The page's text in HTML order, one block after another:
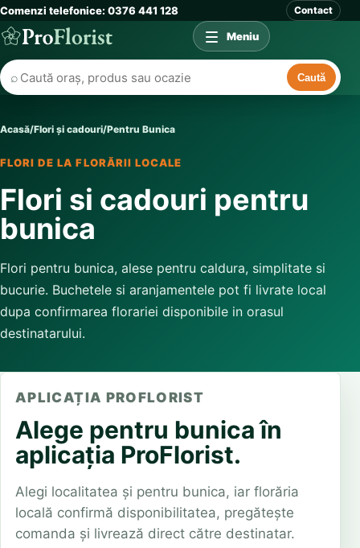
Comenzi telefonice: 0376 441 128 Contact
⌕ Caută
Meniu
Acasă/Flori și cadouri/Pentru Bunica
FLORI DE LA FLORĂRII LOCALE
Flori si cadouri pentru
bunica
Flori pentru bunica, alese pentru caldura, simplitate si
bucurie. Buchetele si aranjamentele pot fi livrate local
dupa confirmarea florariei disponibile in orasul
destinatarului.
APLICAȚIA PROFLORIST
Alege pentru bunica în
aplicația ProFlorist.
Alegi localitatea și pentru bunica, iar florăria
locală confirmă disponibilitatea, pregătește
comanda și livrează direct către destinatar.